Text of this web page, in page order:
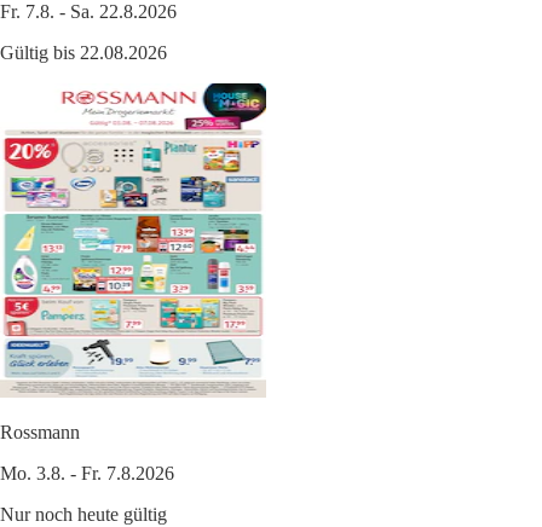
Fr. 7.8. - Sa. 22.8.2026
Gültig bis 22.08.2026
Rossmann
Mo. 3.8. - Fr. 7.8.2026
Nur noch heute gültig